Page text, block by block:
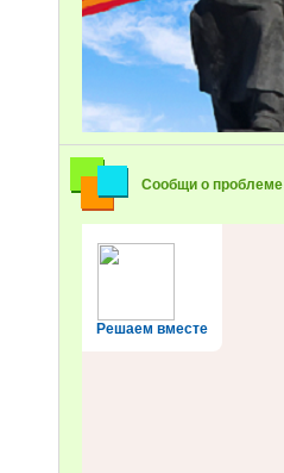
Сообщи о проблеме
Решаем вместе